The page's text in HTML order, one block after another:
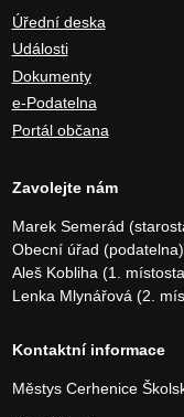
Úřední deska
Události
Dokumenty
e-Podatelna
Portál občana
Zavolejte nám
Marek Semerád
Obecní úřad (podatelna)
Aleš Kobliha (1.
Lenka Mlynářová (2.
Kontaktní informace
Městys Cerhenice